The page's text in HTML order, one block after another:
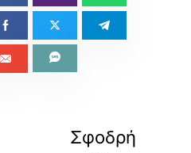
Σφοδρή